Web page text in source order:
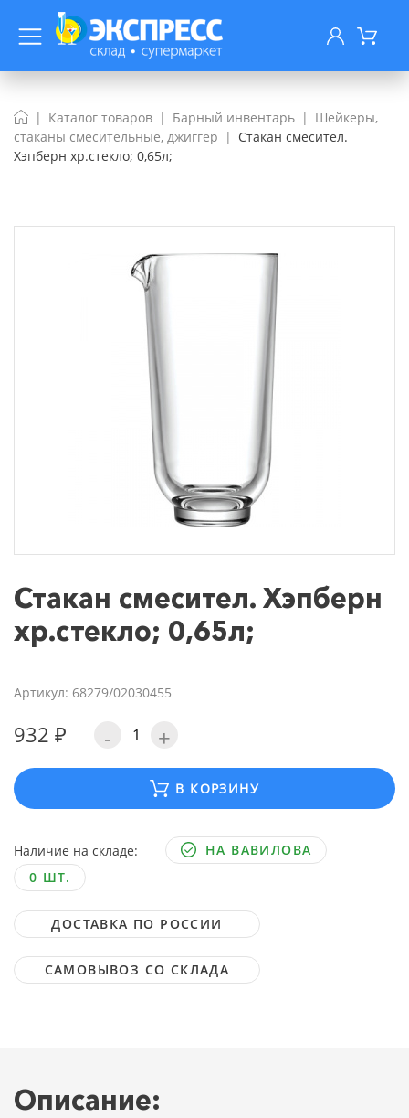
Каталог товаров Барный инвентарь
Шейкеры,
стаканы смесительные, джиггер
Стакан смесител.
Хэпберн хр.стекло; 0,65л;
Стакан смесител. Хэпберн
хр.стекло; 0,65л;
Артикул: 68279/02030455
932 ₽ - +
В КОРЗИНУ
Наличие на складе:
НА ВАВИЛОВА
0 ШТ.
ДОСТАВКА ПО РОССИИ
САМОВЫВОЗ СО СКЛАДА
Описание: